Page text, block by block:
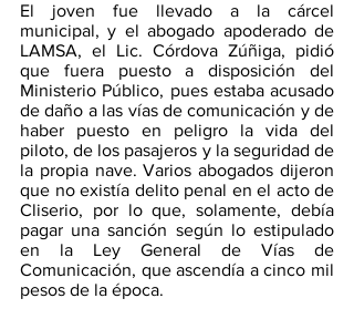
El joven fue llevado a la cárcel
municipal, y el abogado apoderado de
LAMSA, el Lic. Córdova Zúñiga, pidió
que fuera puesto a disposición del
Ministerio Público, pues estaba acusado
de daño a las vías de comunicación y de
haber puesto en peligro la vida del
piloto, de los pasajeros y la seguridad de
la propia nave. Varios abogados dijeron
que no existía delito penal en el acto de
Cliserio, por lo que, solamente, debía
pagar una sanción según lo estipulado
en la Ley General de Vías de
Comunicación, que ascendía a cinco mil
pesos de la época.